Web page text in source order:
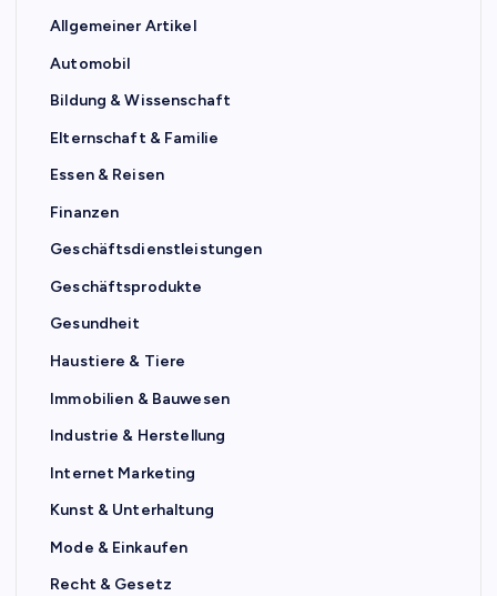
Allgemeiner Artikel
Automobil
Bildung & Wissenschaft
Elternschaft & Familie
Essen & Reisen
Finanzen
Geschäftsdienstleistungen
Geschäftsprodukte
Gesundheit
Haustiere & Tiere
Immobilien & Bauwesen
Industrie & Herstellung
Internet Marketing
Kunst & Unterhaltung
Mode & Einkaufen
Recht & Gesetz